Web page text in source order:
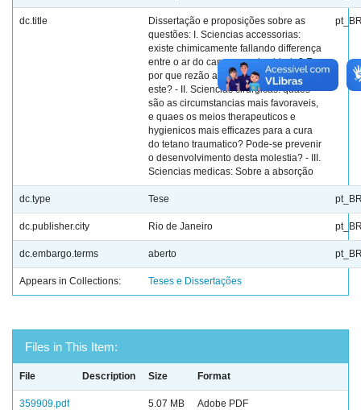
dc.title
Dissertação e proposições sobre as
questões: I. Sciencias accessorias:
existe chimicamente fallando differença
entre o ar do campo e o da cidade? E
por que rezão aquelle é preferivel a
este? - II. Sciencias cirurgicas: quaes
são as circumstancias mais favoraveis,
e quaes os meios therapeuticos e
hygienicos mais efficazes para a cura
do tetano traumatico? Pode-se prevenir
o desenvolvimento desta molestia? - III.
Sciencias medicas: Sobre a absorção
dc.type Tese
dc.publisher.city Rio de Janeiro
dc.embargo.terms aberto
Appears in Collections: Teses e Dissertações
Files in This Item:
File Description Size Format
359909.pdf 5.07 MB Adobe PDF